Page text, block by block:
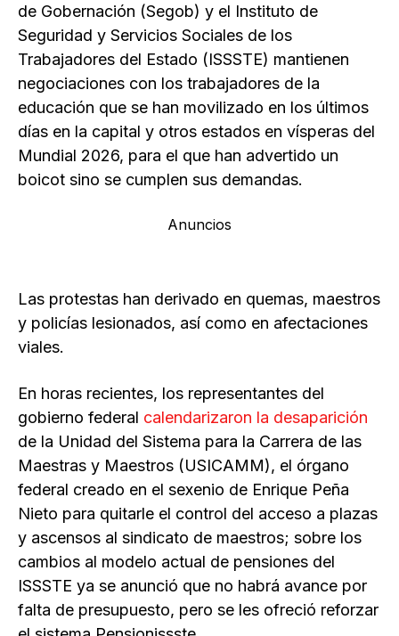
de Gobernación (Segob) y el Instituto de
Seguridad y Servicios Sociales de los
Trabajadores del Estado (ISSSTE) mantienen
negociaciones con los trabajadores de la
educación que se han movilizado en los últimos
días en la capital y otros estados en vísperas del
Mundial 2026, para el que han advertido un
boicot sino se cumplen sus demandas.
Anuncios
Las protestas han derivado en quemas, maestros
y policías lesionados, así como en afectaciones
viales.
En horas recientes, los representantes del
gobierno federal calendarizaron la desaparición
de la Unidad del Sistema para la Carrera de las
Maestras y Maestros (USICAMM), el órgano
federal creado en el sexenio de Enrique Peña
Nieto para quitarle el control del acceso a plazas
y ascensos al sindicato de maestros; sobre los
cambios al modelo actual de pensiones del
ISSSTE ya se anunció que no habrá avance por
falta de presupuesto, pero se les ofreció reforzar